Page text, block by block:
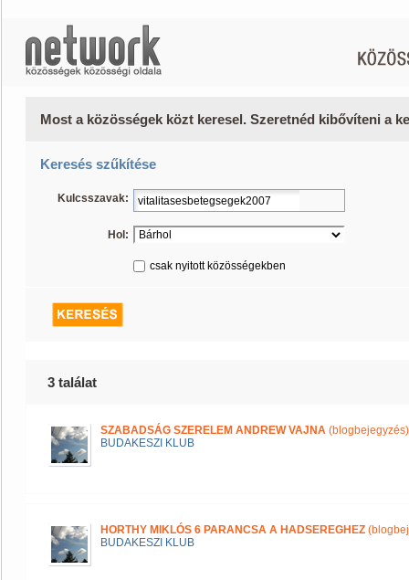
Most a közösségek közt keresel. Szeretnéd kibővíteni a
Keresés szűkítése
Kulcsszavak:
Hol:
csak nyitott közösségekben
3 találat
SZABADSÁG SZERELEM ANDREW VAJNA (blogbejegyzés)
BUDAKESZI KLUB
HORTHY MIKLÓS 6 PARANCSA A HADSEREGHEZ
BUDAKESZI KLUB